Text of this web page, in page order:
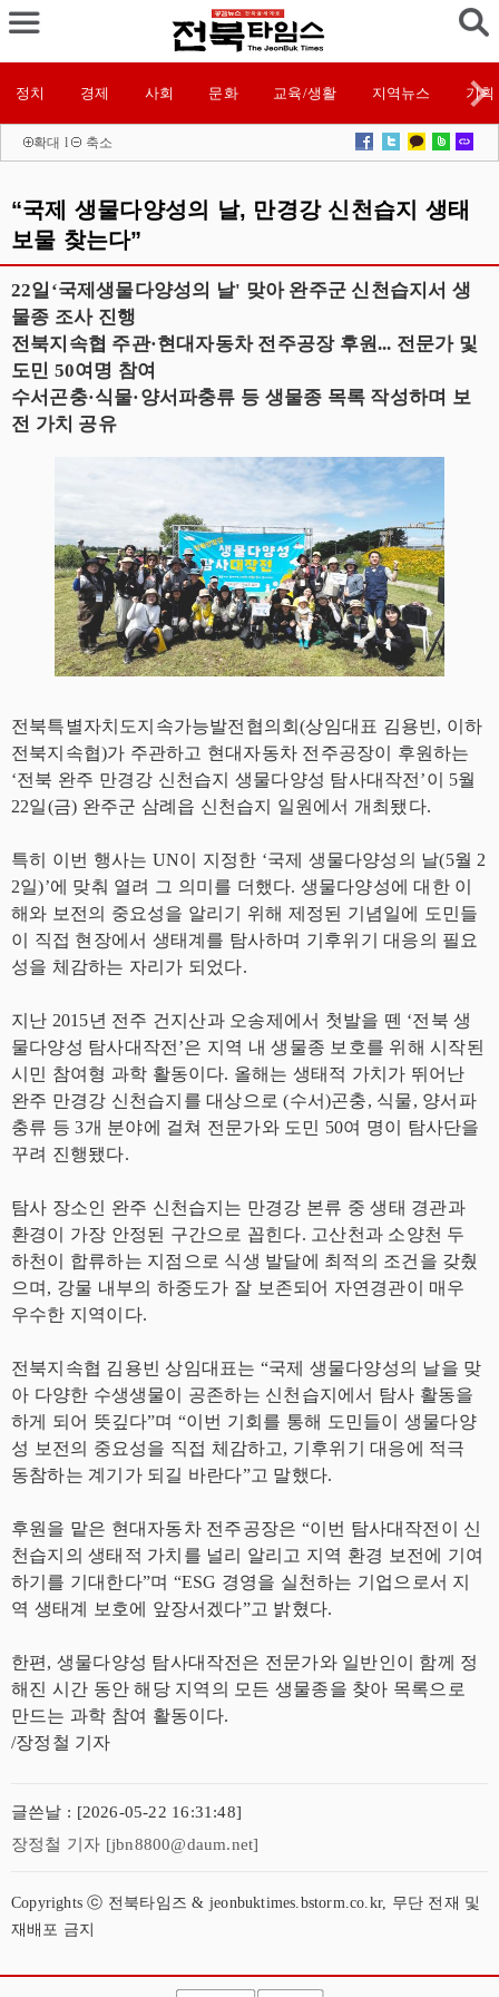
정치 경제 사회 문화 교육/생활 지역뉴스 기획
확대 l 축소
“국제 생물다양성의 날, 만경강 신천습지 생태
보물 찾는다”
22일‘국제생물다양성의 날' 맞아 완주군 신천습지서 생
물종 조사 진행
전북지속협 주관·현대자동차 전주공장 후원... 전문가 및
도민 50여명 참여
수서곤충·식물·양서파충류 등 생물종 목록 작성하며 보
전 가치 공유
전북특별자치도지속가능발전협의회(상임대표 김용빈, 이하
전북지속협)가 주관하고 현대자동차 전주공장이 후원하는
‘전북 완주 만경강 신천습지 생물다양성 탐사대작전’이 5월
22일(금) 완주군 삼례읍 신천습지 일원에서 개최됐다.
특히 이번 행사는 UN이 지정한 ‘국제 생물다양성의 날(5월 2
2일)’에 맞춰 열려 그 의미를 더했다. 생물다양성에 대한 이
해와 보전의 중요성을 알리기 위해 제정된 기념일에 도민들
이 직접 현장에서 생태계를 탐사하며 기후위기 대응의 필요
성을 체감하는 자리가 되었다.
지난 2015년 전주 건지산과 오송제에서 첫발을 뗀 ‘전북 생
물다양성 탐사대작전’은 지역 내 생물종 보호를 위해 시작된
시민 참여형 과학 활동이다. 올해는 생태적 가치가 뛰어난
완주 만경강 신천습지를 대상으로 (수서)곤충, 식물, 양서파
충류 등 3개 분야에 걸쳐 전문가와 도민 50여 명이 탐사단을
꾸려 진행됐다.
탐사 장소인 완주 신천습지는 만경강 본류 중 생태 경관과
환경이 가장 안정된 구간으로 꼽힌다. 고산천과 소양천 두
하천이 합류하는 지점으로 식생 발달에 최적의 조건을 갖췄
으며, 강물 내부의 하중도가 잘 보존되어 자연경관이 매우
우수한 지역이다.
전북지속협 김용빈 상임대표는 “국제 생물다양성의 날을 맞
아 다양한 수생생물이 공존하는 신천습지에서 탐사 활동을
하게 되어 뜻깊다”며 “이번 기회를 통해 도민들이 생물다양
성 보전의 중요성을 직접 체감하고, 기후위기 대응에 적극
동참하는 계기가 되길 바란다”고 말했다.
후원을 맡은 현대자동차 전주공장은 “이번 탐사대작전이 신
천습지의 생태적 가치를 널리 알리고 지역 환경 보전에 기여
하기를 기대한다”며 “ESG 경영을 실천하는 기업으로서 지
역 생태계 보호에 앞장서겠다”고 밝혔다.
한편, 생물다양성 탐사대작전은 전문가와 일반인이 함께 정
해진 시간 동안 해당 지역의 모든 생물종을 찾아 목록으로
만드는 과학 참여 활동이다.
/장정철 기자
글쓴날 : [2026-05-22 16:31:48]
장정철 기자 [jbn8800@daum.net]
Copyrights ⓒ 전북타임즈 & jeonbuktimes.bstorm.co.kr, 무단 전재 및
재배포 금지